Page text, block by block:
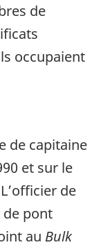
de
occupaient
de capitaine
et sur le
de
pont
au Bulk